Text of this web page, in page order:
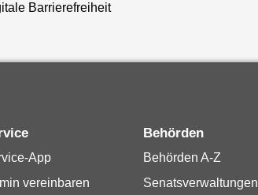
Barrierefreiheit
App
vereinbaren
Behörden
Behörden A-Z
Senatsverwaltungen